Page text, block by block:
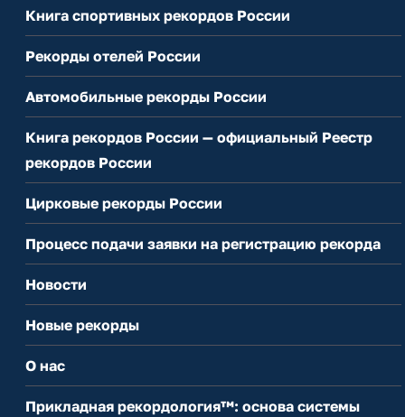
Книга спортивных рекордов России
Рекорды отелей России
Автомобильные рекорды России
Книга рекордов России — официальный Реестр
рекордов России
Цирковые рекорды России
Процесс подачи заявки на регистрацию рекорда
Новости
Новые рекорды
О нас
Прикладная рекордология™: основа системы